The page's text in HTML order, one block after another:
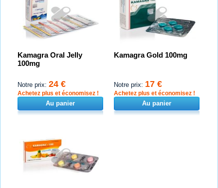
Kamagra Oral Jelly
100mg
Notre prix: 24 €
Achetez plus et économisez !
Au panier
Kamagra Gold 100mg
Notre prix: 17 €
Achetez plus et économisez !
Au panier